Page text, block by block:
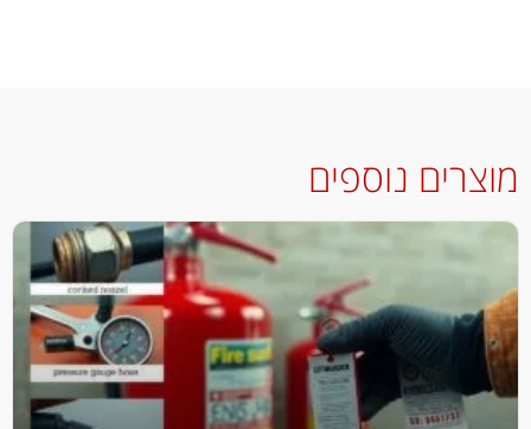
נוספים